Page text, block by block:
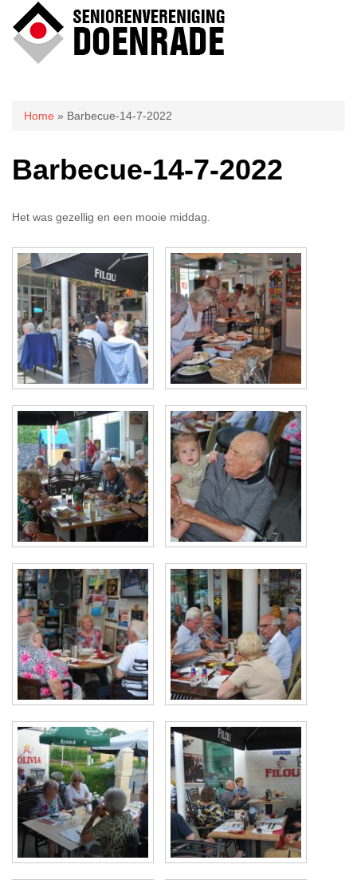
U bent hier
Home » Barbecue-14-7-2022
Barbecue-14-7-2022
Het was gezellig en een mooie middag.